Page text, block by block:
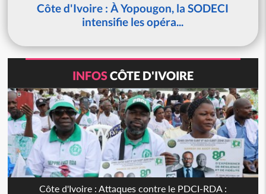
Côte d'Ivoire : À Yopougon, la SODECI
intensifie les opéra...
INFOSCÔTE D'IVOIRE
Côte d'Ivoire : Attaques contre le PDCI-RDA :